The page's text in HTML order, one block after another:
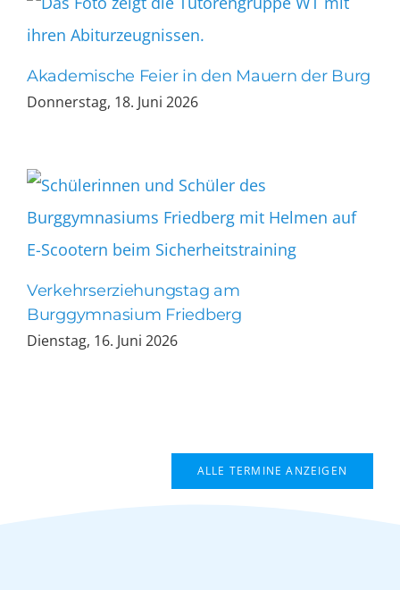
Akademische Feier in den Mauern der Burg
Donnerstag, 18. Juni 2026
Verkehrserziehungstag am
Burggymnasium Friedberg
Dienstag, 16. Juni 2026
ALLE TERMINE ANZEIGEN